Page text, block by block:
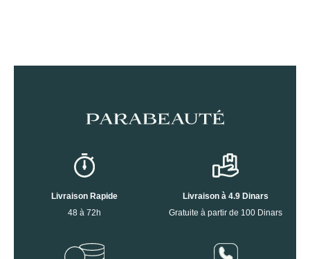
Livraison Rapide
48 à 72h
Livraison à 4.9 Dinars
Gratuite à partir de 100 Dinars